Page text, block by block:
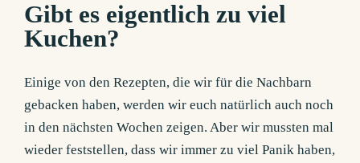
Gibt es eigentlich zu viel
Kuchen?
Einige von den Rezepten, die wir für die Nachbarn
gebacken haben, werden wir euch natürlich auch noch
in den nächsten Wochen zeigen. Aber wir mussten mal
wieder feststellen, dass wir immer zu viel Panik haben,